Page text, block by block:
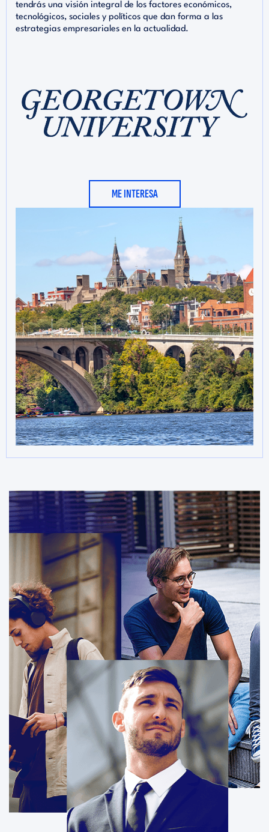
tendrás una visión integral de los factores económicos,
tecnológicos, sociales y políticos que dan forma a las
estrategias empresariales en la actualidad.
ME INTERESA